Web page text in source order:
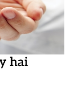
hai